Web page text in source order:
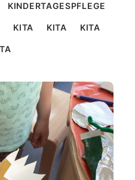
KINDERTAGESPFLEGE
KITA KITA KITA